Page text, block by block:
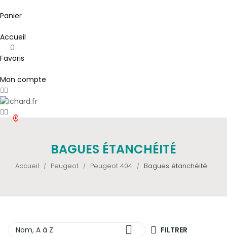
Panier
Accueil
0
Favoris
Mon compte
0
BAGUES ÉTANCHÉITÉ
Accueil Peugeot Peugeot 404 Bagues étanchéité
Nom, A à Z  FILTRER